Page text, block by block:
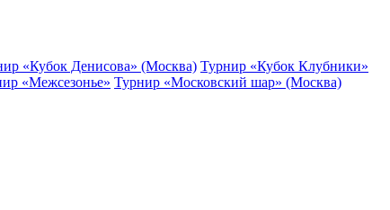
«Кубок Денисова» (Москва) Турнир «Кубок Клубники»
«Межсезонье» Турнир «Московский шар» (Москва)